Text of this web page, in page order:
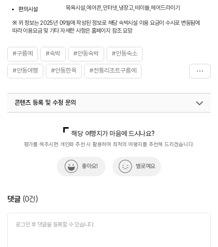
편의시설
목욕시설,에어콘,인터넷,냉장고,테이블,헤어드라이기
※ 위 정보는 2025년 09월에 작성된 정보로 해당 숙박시설 이용 요금이 수시로 변동됨에
따라 이용요금 및 기타 자세한 사항은 홈페이지 참조 요망
#구름에 #숙박 #안동숙박 #안동숙소
#안동여행 #안동한옥 #전통리조트구름에
콘텐츠 등록 및 수정 문의
열린관광콘텐츠팀(열린관광-모두의여행)
033-738-3425
해당 여행지가 마음에 드시나요?
평가를 해주시면 개인화 추천 시 활용하여 최적의 여행지를 추천해 드리겠습니다.
좋아요! 별로예요
댓글 (0건)